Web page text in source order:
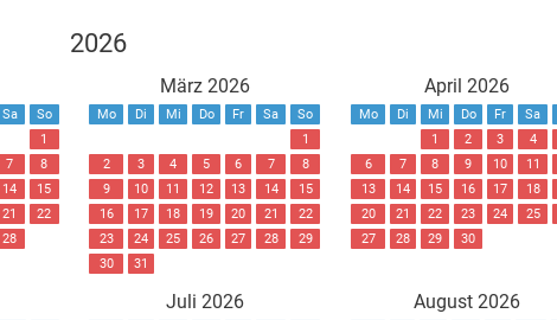
2026
Sa
So
1
7
8
14
15
21
22
28
März 2026
Mo Di Mi Do Fr Sa
So
1
2
3 4 5 6 7
8
9
10 11 12 13 14
15
16
17 18 19 20 21
22
23
24 25 26 27 28
29
30
31
April 2026
Mo Di Mi Do Fr Sa
1
2 3 4
6
7 8 9 10 11
13
14 15 16 17 18
20
21 22 23 24 25
27
28 29 30
Juli 2026 August 2026